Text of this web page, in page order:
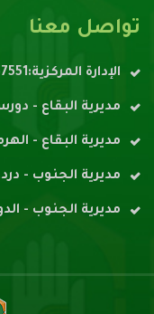
تواصل معنا
الإدارة المركزية:01557551
مديرية البقاع -
مديرية البقاع -
مديرية الجنوب -
مديرية الجنوب -